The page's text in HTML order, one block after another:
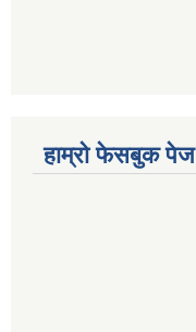
हाम्रो फेसबुक पेज